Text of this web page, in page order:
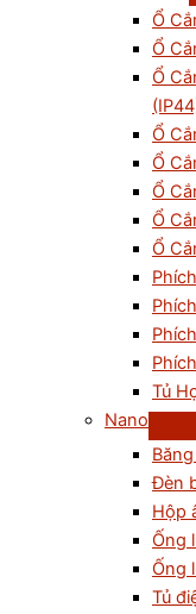
Ổ
Ổ
Ổ
Ổ
Ổ
Ổ
Ổ
Ổ
Tủ
Nano
Đèn
Hộp
Ống
Ống
Tủ